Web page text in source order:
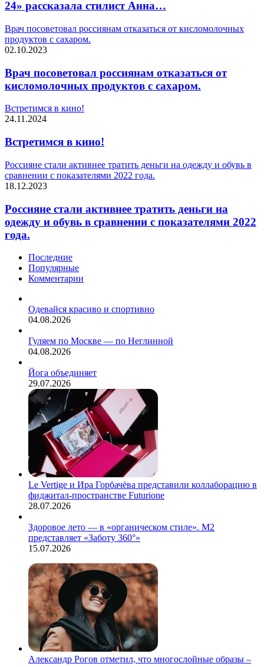
24» рассказала стилист Анна…
Врач посоветовал россиянам отказаться от кисломолочных
продуктов с сахаром.
02.10.2023
Врач посоветовал россиянам отказаться от
кисломолочных продуктов с сахаром.
Встретимся в кино!
24.11.2024
Встретимся в кино!
Россияне стали активнее тратить деньги на одежду и обувь в
сравнении с показателями 2022 года.
18.12.2023
Россияне стали активнее тратить деньги на
одежду и обувь в сравнении с показателями 2022
года.
Последние
Популярные
Комментарии
Одевайся красиво и спортивно
04.08.2026
Гуляем по Москве — по Неглинной
04.08.2026
Йога объединяет
29.07.2026
Le Vertige и Ира Горбачёва представили коллаборацию в
фиджитал-пространстве Futurione
28.07.2026
Здоровое лето — в «органическом стиле». М2
представляет «Заботу 360°»
15.07.2026
Александр Рогов отметил, что многослойные образы –